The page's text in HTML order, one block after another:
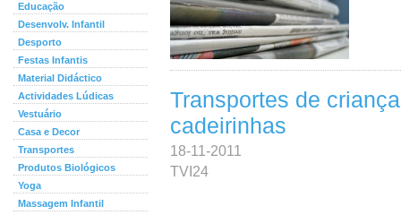
Educação
Desenvolv. Infantil
Desporto
Festas Infantis
Material Didáctico
Actividades Lúdicas
Vestuário
Casa e Decor
Transportes
Produtos Biológicos
Yoga
Massagem Infantil
Transportes de
cadeirinhas
18-11-2011
TVI24